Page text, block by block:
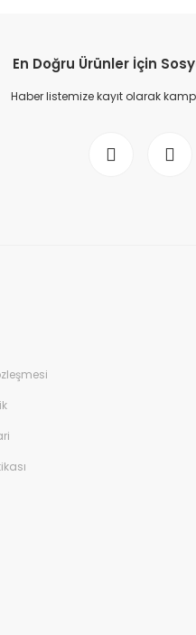
En Doğru Ürünler İçin
Haber listemize kayıt olarak